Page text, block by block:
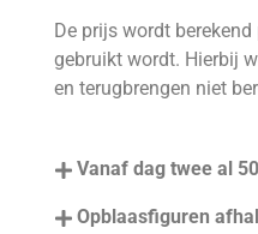
De prijs wordt
gebruikt wordt. Hierbij
en terugbrengen niet
Vanaf dag twee al
Opblaasfiguren